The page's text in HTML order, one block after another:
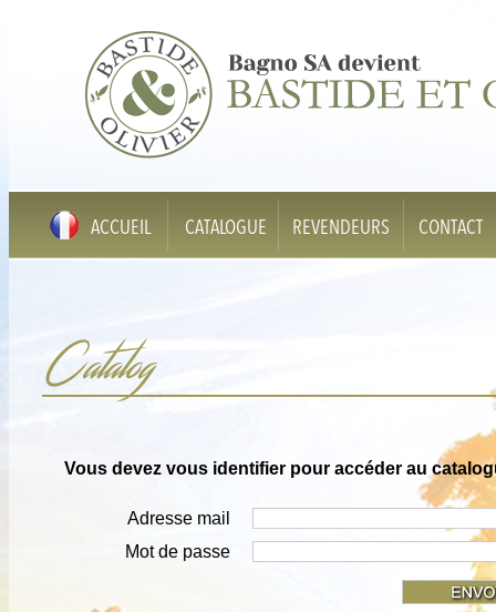
ACCUEIL CATALOGUE REVENDEURS CONTACT
Catalog
Vous devez vous identifier pour accéder au
Adresse mail
Mot de passe